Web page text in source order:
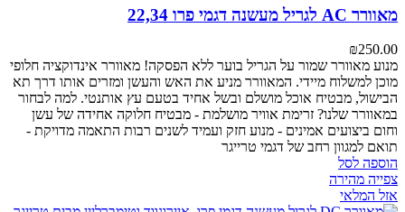
מאוורר AC לגריל מעשנה דגמי פרו 22,34
₪250.00
מנוע מאוורר שמור על הגריל בוער ללא הפסקה! מאוורר אינדוקציה חלופי
מוכן למשלוח מיידי. המאוורר מניע את האש והעשן ומזרים אותו דרך תא
הבישול, מבטיח אוכל מושלם ובשל אחיד בטעם עץ אותנטי. למה לבחור
במאוורר שלנו? זרימת אוויר מושלמת - מבטיח חלוקה אחידה של עשן
וחום ביצועים אמינים - מנוע חזק ועמיד לשנים רבות התאמה מדויקת -
תואם למגוון רחב של דגמי טרייגר
הוספה לסל
צפייה מהירה
אזל המלאי